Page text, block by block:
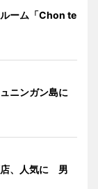
ーム「Chon te
ニンガン島に
店、人気に 男